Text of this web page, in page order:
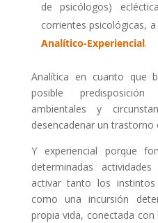
de psicólogos)
corrientes psicológicas,
Analítico-Experiencial.
Analítica en cuanto que
posible
ambientales y
desencadenar un trastorno
Y experiencial porque
determinadas
activar tanto los
como una incursión
propia vida, conectada